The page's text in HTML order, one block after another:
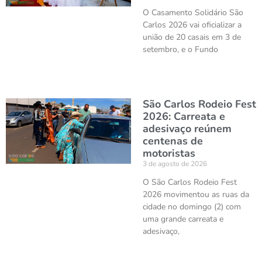
O Casamento Solidário São
Carlos 2026 vai oficializar a
união de 20 casais em 3 de
setembro, e o Fundo
São Carlos Rodeio Fest
2026: Carreata e
adesivaço reúnem
centenas de
motoristas
3 de agosto de 2026
O São Carlos Rodeio Fest
2026 movimentou as ruas da
cidade no domingo (2) com
uma grande carreata e
adesivaço,